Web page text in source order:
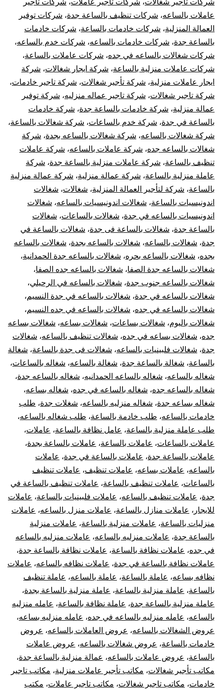
شركات تاجير شغالات، شركات تاجير عاملات، شركات تاجير
عاملات بالساعه، شركات تنظيف بالساعة جدة، شركات توفير
العمالة المنزلية، شركات خادمات بالساعة، شركات خادمات
بالساعة جدة، شركات خادمات بالساعه، شركات خدم بالساعه،
شركات شغالات بالساعه في جده، شركات عاملات بالساعة،
شركات عاملات منزلية بالساعة، شركة ايجار شغالات، شركة
ايجار عاملات منزلية، شركة تأجير شغالات، شركة تاجير خادمات،
شركة تاجير شغالات، شركة تاجير عماله منزليه، شركة توفير
عمالة منزلية، شركة خادمات بالساعة جدة، شركة خادمات
بالساعة في جدة، شركة خدم بالساعات، شركة شغالات بالساعة،
شركة شغالات بالساعه، شركة شغالات بالساعه بجدة، شركة
شغالات بالساعه جده، شركة عاملات بالساعه، شركة عاملات
تنظيف بالساعة، شركة عاملات منزلية بالساعة جدة، شركة
عاملة منزلية بالساعة، شركة عمالة منزلية، شركة عمالة منزلية
بالساعة، شركة لتأجير العمالة المنزلية، شغالات، شغالات
اندونيسيات بالساعة، شغالات اندونيسيات بالساعه، شغالات
اندونيسيات بالساعه في جدة، شغالات بالساعات، شغالات
بالساعة جدة، شغالات بالساعة فى جدة، شغالات بالساعة في
جدة، شغالات بالساعه، شغالات بالساعه بجدة، شغالات بالساعه
بجده، شغالات بالساعه بحره، شغالات بالساعه جدة الحمدانية،
شغالات بالساعه جدة الصفا، شغالات بالساعه جده الصفا،
شغالات بالساعه جنوب جدة، شغالات بالساعه في الرحيلي،
شغالات بالساعه في جدة، شغالات بالساعه في جدة النسيم،
شغالات بالساعه في جده، شغالات بالساعه في جده النسيم،
شغالات باليوم، شغالات بساعات، شغالات بساعه، شغالات بساعه
جده، شغالات بساعه في جده، شغالات تنظيف بالساعه، شغالات
جدة، شغالات فلبينيات بالساعه، شغالات فى جدة بالساعة، شغالة
بالساعة، شغالة بالساعة جدة، شغالة بالساعه، شغاله بالساعات،
شغاله بالساعه، شغاله بالساعه الحمدانيه، شغاله بالساعه جدة،
شغاله بالساعه جده، شغاله بالساعه في جده، شغاله بساعه،
شغاله بساعه جدة، شغاله منزليه بالساعه، شغلات جدة، طلب
خادمات بالساعه، طلب خادمة بالساعة، طلب شغاله بالساعه،
طلب عاملة منزلية بالساعة، عامل نظافة بالساعة، عاملات،
عاملات بالساعات، عاملات بالساعة، عاملات بالساعة بجدة،
عاملات بالساعة جدة، عاملات بالساعة في جدة، عاملات
بالساعه، عاملات بساعه، عاملات تنظيف، عاملات تنظيف
بالساعات، عاملات تنظيف بالساعة، عاملات تنظيف بالساعة في
جدة، عاملات تنظيف بالساعه، عاملات فلبينيات بالساعة، عاملات
للايجار ، عاملات منازل بالساعة، عاملات منزل بالساعه، عاملات
منزليات بالساعة، عاملات منزلية بالساعة، عاملات منزلية
بالساعة جدة، عاملات منزليه بالساعه، عاملات منزليه بالساعه
في جده، عاملات نظافة بالساعة، عاملات نظافة بالساعة جدة،
عاملات نظافة بالساعة في جدة، عاملات نظافه بالساعه، عاملات
نظافه بساعه، عاملة بالساعة، عاملة بالساعه، عاملة تنظيف
بالساعة، عاملة منزلية بالساعة، عاملة منزلية بالساعة بجدة،
عاملة منزلية بالساعة جدة، عاملة نظافة بالساعة، عامله منزليه
بالساعه، عامله منزليه بالساعه في جده، عامله منزليه بساعه،
عروض الشغالات بالساعه، عروض العاملات بالساعه، عروض
خادمات بالساعة، عروض شغالات بالساعه، عروض عاملات
بالساعة، عروض عاملات بالساعه، عمالة منزلية بالساعة جدة،
مكاتب تأجير شغالات، مكاتب تأجير عاملات منزلية، مكاتب تاجير
خادمات، مكاتب تاجير شغالات، مكاتب تاجير عاملات، مكتب